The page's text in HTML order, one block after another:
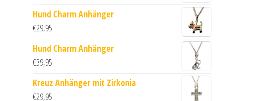
+ 5cm Menge
Hund Charm Anhänger
€29,95
Hund Charm Anhänger
€39,95
Kreuz Anhänger mit Zirkonia
€29,95